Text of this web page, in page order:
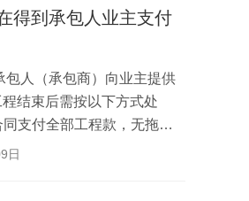
得到承包人业主支付
包人（承包商）向业主提供
结束后需按以下方式处
支付全部工程款，无拖欠
日